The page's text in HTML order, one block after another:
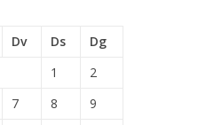
Dv Ds
Dg
1
2
7 8
9